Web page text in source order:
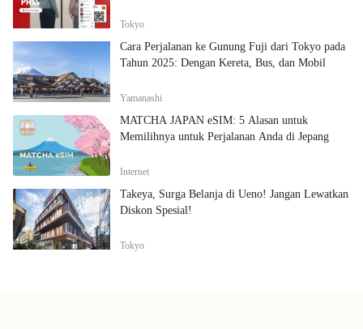
Tokyo
Cara Perjalanan ke Gunung Fuji dari Tokyo pada
Tahun 2025: Dengan Kereta, Bus, dan Mobil
Yamanashi
MATCHA JAPAN eSIM: 5 Alasan untuk
Memilihnya untuk Perjalanan Anda di Jepang
Internet
Takeya, Surga Belanja di Ueno! Jangan Lewatkan
Diskon Spesial!
Tokyo